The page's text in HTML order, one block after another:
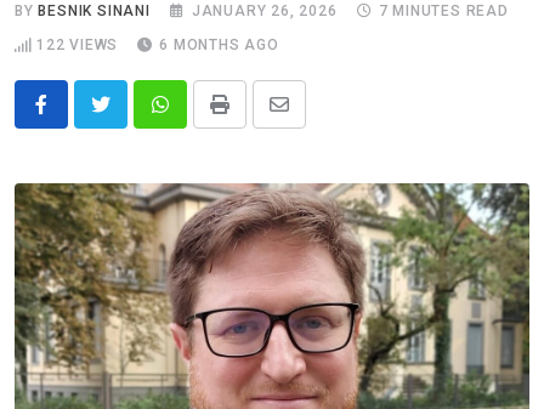
BY BESNIK SINANI JANUARY 26, 2026
7 MINUTES READ
122 VIEWS 6 MONTHS AGO
WhatsappPrint
Share
Email